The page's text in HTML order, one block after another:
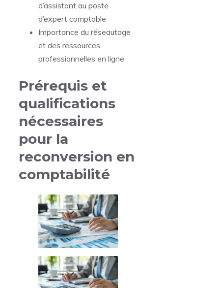
d’assistant au poste
d’expert comptable
Importance du réseautage
et des ressources
professionnelles en ligne
Prérequis et
qualifications
nécessaires
pour la
reconversion en
comptabilité